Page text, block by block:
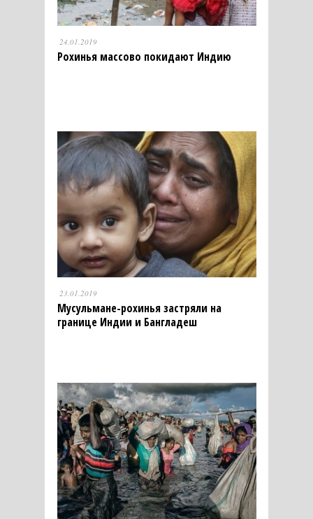
24.01.2019
Рохинья массово покидают Индию
23.01.2019
Мусульмане-рохинья застряли на
границе Индии и Бангладеш